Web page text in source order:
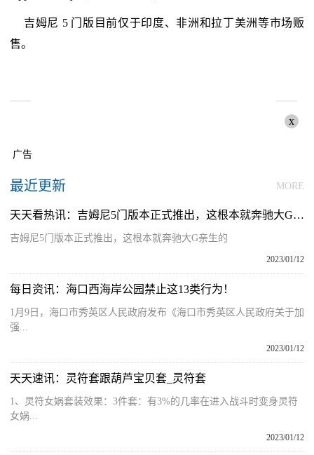
吉姆尼 5 门版目前仅于印度、非洲和拉丁美洲等市场贩
售。
x
广告
最近更新 MORE
天天看热讯：吉姆尼5门版本正式推出，这根本就奔驰大G亲生的
吉姆尼5门版本正式推出，这根本就奔驰大G亲生的
2023/01/12
每日资讯：海口西海岸公园禁止这13类行为！
1月9日，海口市秀英区人民政府发布《海口市秀英区人民政府关于加
强...
2023/01/12
天天速讯：灵符套跟葫芦宝贝套_灵符套
1、灵符女娲套装效果：3件套：有3%的几率在进入战斗时变身灵符
女娲...
2023/01/12